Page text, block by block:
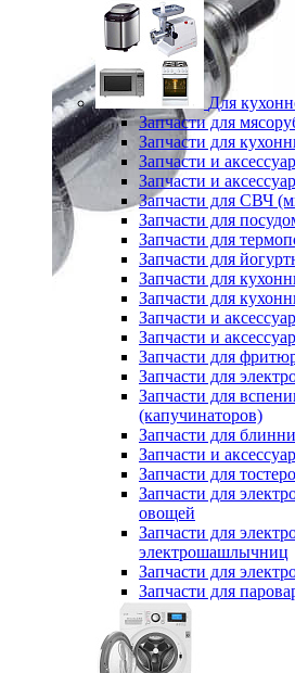
Для
Запчасти для
Запчасти для
Запчасти и
Запчасти и
Запчасти для СВЧ
Запчасти для
Запчасти для
Запчасти для
Запчасти для
Запчасти для
Запчасти и
Запчасти и
Запчасти для
Запчасти для
Запчасти для
(капучинаторов)
Запчасти для
Запчасти и
Запчасти для
Запчасти для
овощей
Запчасти для
электрошашлычниц
Запчасти для
Запчасти для